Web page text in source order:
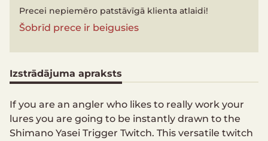
Precei nepiemēro patstāvīgā klienta atlaidi!
Šobrīd prece ir beigusies
Izstrādājuma apraksts
If you are an angler who likes to really work your
lures you are going to be instantly drawn to the
Shimano Yasei Trigger Twitch. This versatile twitch